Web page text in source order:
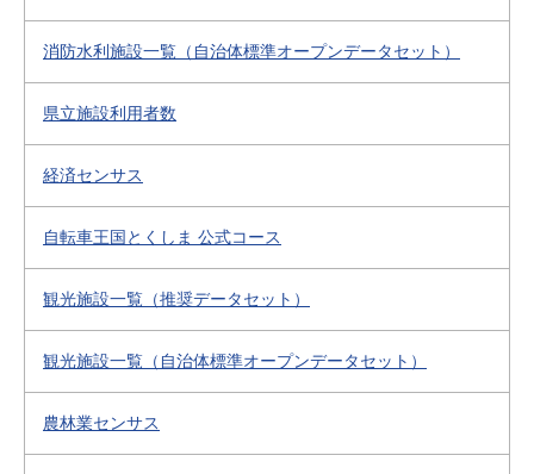
消防水利施設一覧（自治体標準オープンデータセット）
県立施設利用者数
経済センサス
自転車王国とくしま 公式コース
観光施設一覧（推奨データセット）
観光施設一覧（自治体標準オープンデータセット）
農林業センサス